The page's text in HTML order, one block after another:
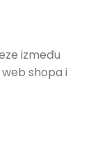
između
shopa i